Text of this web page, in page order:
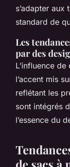
s’adapter aux
standard de
Les
par des
L’influence
l’accent mis
reflétant les
sont intégrés
l’essence du